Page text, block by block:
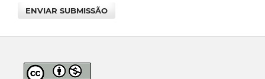
ENVIAR SUBMISSÃO